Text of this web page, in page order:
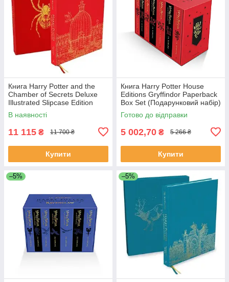
Книга Harry Potter and the
Chamber of Secrets Deluxe
Illustrated Slipcase Edition
художня література
В наявності
11 115 ₴ 11 700 ₴
Купити
Книга Harry Potter House
Editions Gryffindor Paperback
Box Set (Подарунковий набір)
Готово до відправки
5 002,70 ₴ 5 266 ₴
Купити
–5% –5%